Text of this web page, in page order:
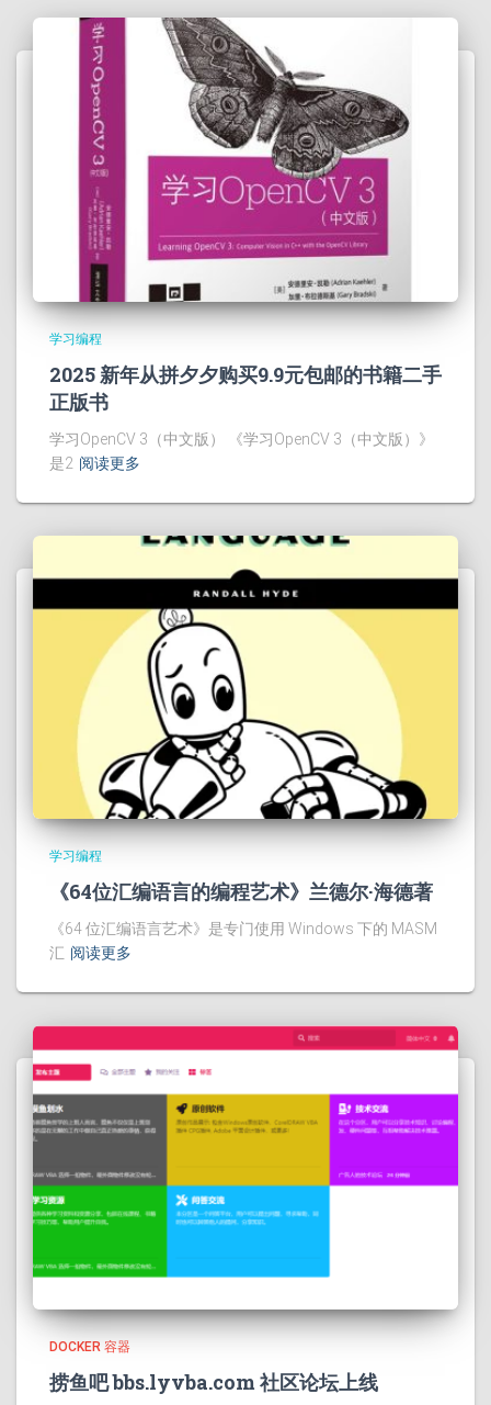
学习编程
2025 新年从拼夕夕购买9.9元包邮的书籍二手
正版书
学习OpenCV 3（中文版） 《学习OpenCV 3（中文版）》
是2 阅读更多
学习编程
《64位汇编语言的编程艺术》兰德尔·海德著
《64 位汇编语言艺术》是专门使用 Windows 下的 MASM
汇 阅读更多
DOCKER 容器
捞鱼吧 bbs.lyvba.com 社区论坛上线